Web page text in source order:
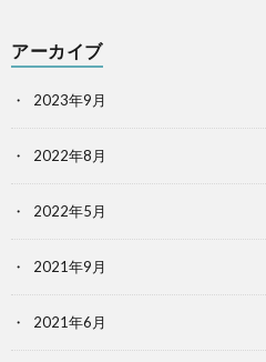
アーカイブ
2023年9月
2022年8月
2022年5月
2021年9月
2021年6月